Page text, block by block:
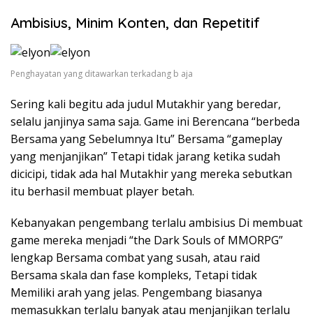
Ambisius, Minim Konten, dan Repetitif
Penghayatan yang ditawarkan terkadang b aja
Sering kali begitu ada judul Mutakhir yang beredar,
selalu janjinya sama saja. Game ini Berencana “berbeda
Bersama yang Sebelumnya Itu” Bersama “gameplay
yang menjanjikan” Tetapi tidak jarang ketika sudah
dicicipi, tidak ada hal Mutakhir yang mereka sebutkan
itu berhasil membuat player betah.
Kebanyakan pengembang terlalu ambisius Di membuat
game mereka menjadi “the Dark Souls of MMORPG”
lengkap Bersama combat yang susah, atau raid
Bersama skala dan fase kompleks, Tetapi tidak
Memiliki arah yang jelas. Pengembang biasanya
memasukkan terlalu banyak atau menjanjikan terlalu